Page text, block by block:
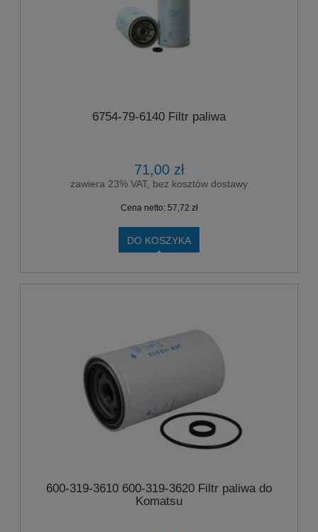
6754-79-6140 Filtr paliwa
71,00 zł
zawiera 23% VAT, bez kosztów dostawy
Cena netto: 57,72 zł
DO KOSZYKA
600-319-3610 600-319-3620 Filtr paliwa do
Komatsu